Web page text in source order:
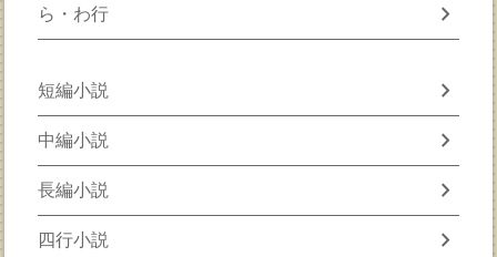
ら・わ行 chevron_right
短編小説 chevron_right
中編小説 chevron_right
長編小説 chevron_right
四行小説 chevron_right